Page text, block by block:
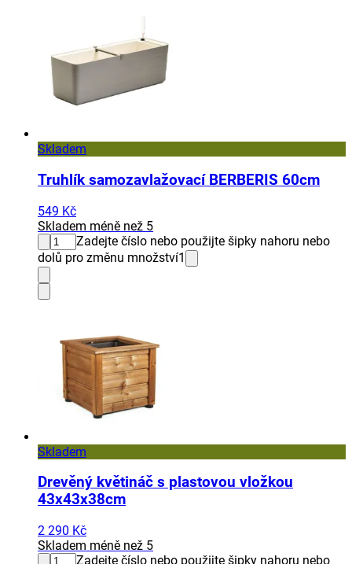
Skladem
Truhlík samozavlažovací BERBERIS 60cm
549 Kč
Skladem méně než 5
Zadejte číslo nebo použijte šipky nahoru nebo
dolů pro změnu množství1
Skladem
Drevěný květináč s plastovou vložkou
43x43x38cm
2 290 Kč
Skladem méně než 5
Zadejte číslo nebo použijte šipky nahoru nebo